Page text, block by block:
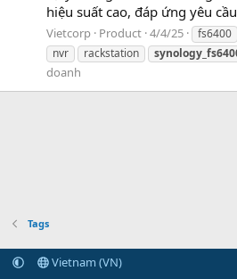
hiệu suất cao, đáp ứng yêu
Vietcorp Product 4/4/25 fs6400
nvr
rackstation
doanh
Tags
Vietnam (VN)